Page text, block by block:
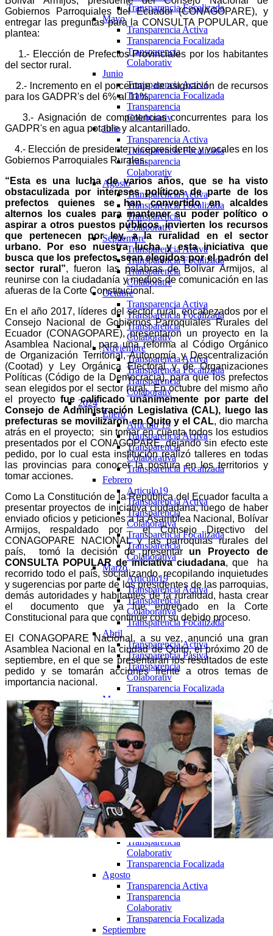
Transparencia Focalizada
Mayo
Transparencia Activa
Transparencia Focalizada
Transparencia
Colaborativ
Junio
Transparencia Activa
Transparencia Focalizada
Transparencia
Colaborativ
Julio
Transparencia Activa
Transparencia Focalizada
Transparencia
Colaborativ
Agosto
Transparencia Activa
Transparencia Focalizada
Transparencia
Colaborativ
Septiembre
Transparencia Activa
Transparencia Focalizada
Transparencia
Colaborativ
Octubre
Transparencia Activa
Transparencia Focalizada
Transparencia
Colaborativ
Noviembre
Transparencia Activa
Transparencia Focalizada
Transparencia
Colaborativ
2024
Enero
Articulo 19
Transparencia Activa
Transparencia
Colaborativa
Transparencia Focalizada
Febrero
Articulo19
Transparencia Activa
Transparencia
Colaborativa
Transparencia Focalizada
Transparencia
Colaborativa
Marzo
Articulo19
Transparencia Activa
Transparencia
Colaborativa
Transparencia Focalizada
Abril
Transparencia Activa
Transparencia Pasiva
Transparencia
Colaborativ
Transparencia Focalizada
Mayo
Transparencia Activa
Transparencia Pasiva
Transparencia
Colaborativ
Transparencia Focalizada
Junio
Transparencia Activa
Transparencia
Colaborativ
Transparencia Focalizada
Julio
Transparencia Activa
Transparencia
Colaborativ
Transparencia Focalizada
Agosto
Transparencia Activa
Transparencia
Colaborativ
Transparencia Focalizada
Septiembre
Gobiernos Parroquiales del Ecuador (CONAGOPARE), y
entregar las preguntas para la CONSULTA POPULAR, que
plantea:
1.- Elección de Prefectos Provinciales por los habitantes
del sector rural.
2.- lncremento en el porcentaje de asignación de recursos
para los GADPR's del 6% al 11%.
3.- Asignación de competencias concurrentes para los
GADPR's en agua potable y alcantarillado.
4.- Elección de presidente, vicepresidente y vocales en los
Gobiernos Parroquiales Rurales.
“Esta es una lucha de varios años, que se ha visto
obstaculizada por intereses políticos de parte de los
prefectos quienes se han convertido en alcaldes
alternos los cuales para mantener su poder político o
aspirar a otros puestos públicos, invierten los recursos
que pertenecen por ley, a la ruralidad en el sector
urbano. Por eso nuestra lucha y esta iniciativa que
busca que los prefectos sean elegidos por el padrón del
sector rural”, fueron las palabras de Bolívar Armijos, al
reunirse con la ciudadanía y medios de comunicación en las
afueras de la Corte Constitucional.
En el año 2017, líderes del sector rural, encabezados por el
Consejo Nacional de Gobiernos Parroquiales Rurales del
Ecuador (CONAGOPARE), presentaron un proyecto en la
Asamblea Nacional, para una reforma al Código Orgánico
de Organización Territorial, Autonomía y Descentralización
(Cootad) y Ley Orgánica Electoral y de Organizaciones
Políticas (Código de la Democracia), para que los prefectos
sean elegidos por el sector rural. En octubre del mismo año
el proyectofue calificado unánimemente por parte del
Consejo de Administración Legislativa (CAL), luego las
prefecturas se movilizaron en Quito y el CAL, dio marcha
atrás en el proyecto; sin tomar en cuenta todos los estudios
presentados por el CONAGOPARE, dejando sin efecto este
pedido, por lo cual esta institución realizó talleres en todas
las provincias para conocer la postura en los territorios y
tomar acciones.
Como La Constitución de la República del Ecuador faculta a
presentar proyectos de iniciativa ciudadana, luego de haber
enviado oficios y peticiones a la Asamblea Nacional, Bolívar
Armijos, respaldado por el Consejo Directivo del
CONAGOPARE NACIONAL y las parroquias rurales del
país, tomó la decisión de presentar un Proyecto de
CONSULTA POPULAR de iniciativa ciudadana, que ha
recorrido todo el país, socializando, recopilando inquietudes
y sugerencias por parte de los presidentes de las parroquias,
demás autoridades y habitantes de la ruralidad, hasta crear
el documento que ya fue entregado en la Corte
Constitucional para que continúe con su debido proceso.
El CONAGOPARE Nacional, a su vez, anunció una gran
Asamblea Nacional en la ciudad de Quito, el próximo 20 de
septiembre, en el que se presentarán los resultados de este
pedido y se tomarán acciones frente a otros temas de
importancia nacional.